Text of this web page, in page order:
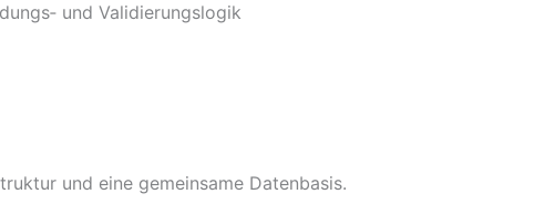
und Validierungslogik
und eine gemeinsame Datenbasis.